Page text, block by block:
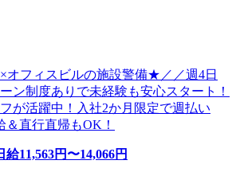
オフィスビルの施設警備★／／週4日
ン制度ありで未経験も安心スタート！
が活躍中！入社2か月限定で週払い
直行直帰もOK！
給11,563円〜14,066円